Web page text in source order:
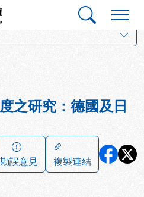
庫
之研究：德國及日
勘誤意見
複製連結